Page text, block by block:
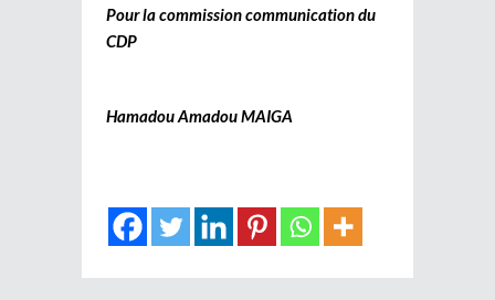
Pour la commission communication du
CDP
Hamadou Amadou MAIGA